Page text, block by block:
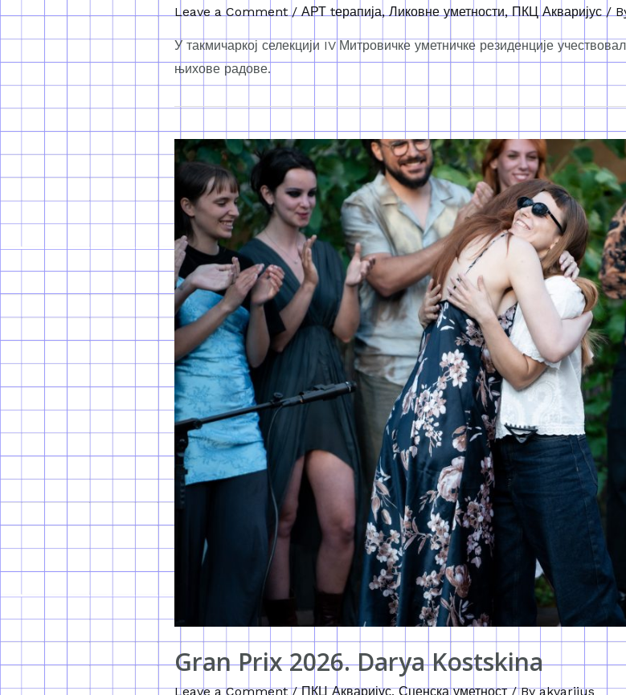
Leave a Comment /АРТ tерапија,Ликовне уметности,ПКЦ Акваријус/
У такмичаркој селекцији IV Митровичке уметничке резиденције
њихове радове.
Gran Prix 2026. Darya Kostskina
Leave a Comment /ПКЦ Акваријус,Сценска уметност/ Byakvarijus